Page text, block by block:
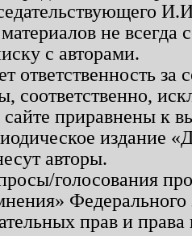
не
с авторами.
ответственность
соответственно,
приравнены к
издание
авторы.
голосования
прав и